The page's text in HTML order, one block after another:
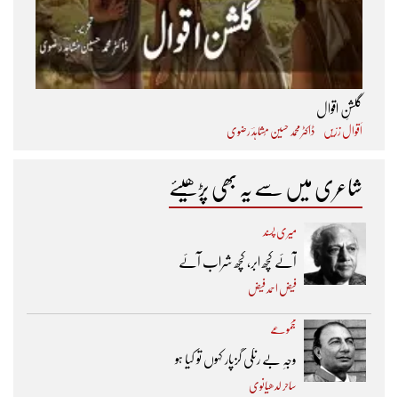
گلشنِ اقوال
اَقوال زرّیں ڈاکٹر محمد حسین مُشاہدؔ رضوی
شاعری میں سے یہ بھی پڑھیئے
میری پسند
آئے کچھ ابر، کچھ شراب آئے
فیض احمد فیض
مجموعے
وجہِ بے رنگی گزپار کہوں تو کیا ہو
ساحر لدھیانوی